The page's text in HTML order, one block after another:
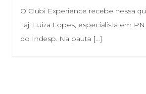
O Clubi Experience recebe nessa
Taj, Luiza Lopes, especialista em
do Indesp. Na pauta […]